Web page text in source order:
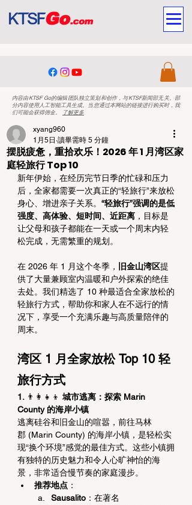
内容由KTSF Go的编辑团队独立策划和创作，与KTSF新闻部无关。部
分内容使用人工智能工具生成。当您通过本网站的链接进行购买时，我
们可能会获得佣金。
了解更多
摆脱疲惫，重拾欢乐！2026 年 1 月湾区家
庭轻旅行 Top 10
xyang960
1月5日 讀畢需時 5 分鐘
新年伊始，在经历完节日季的忙碌和压力
后，全家都需要一次真正的“轻旅行”来放松
身心、增进亲子关系。 “轻旅行”强调的是低
强度、高体验、短时间、近距离 ，目标是
让父母和孩子都能在一天或一个周末内轻
松完成，无需繁重的规划。
在 2026 年 1 月这个冬季， 旧金山湾区提
供了大量兼顾室内温暖和户外探索的绝佳
去处。我们精选了 10 种最适合全家放松的
轻旅行方式，帮助你和家人在不远行的情
况下，享受一个充满乐趣与高质量陪伴的
周末。
湾区 1 月全家放松 Top 10 轻
旅行方式
1. 👨‍👩‍👧‍👦 城市逃离：探索 Marin
County 的海岸小镇
逃离硅谷和旧金山的喧嚣，前往马林
郡 (Marin County) 的海岸小镇，是轻松实
现“换个环境”感觉的最佳方式。这些小镇拥
有独特的历史魅力和令人心旷神怡的海
景，非常适合慢节奏的家庭漫步。
推荐地点 ：
Sausalito ：在著名